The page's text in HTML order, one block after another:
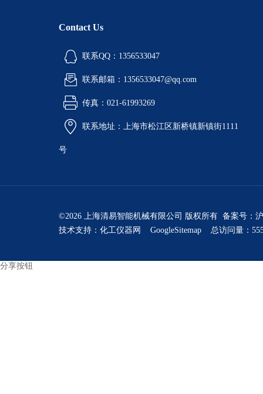
Contact Us
联系QQ：1356533047
联系邮箱：1356533047@qq.com
传真：021-61993269
联系地址：上海市松江区新桥镇新镇街1111
号
©2026 上海清易智能机械有限公司 版权所有 备案号：
技术支持： 化工仪器网 GoogleSitemap 总访问量：
分享按钮